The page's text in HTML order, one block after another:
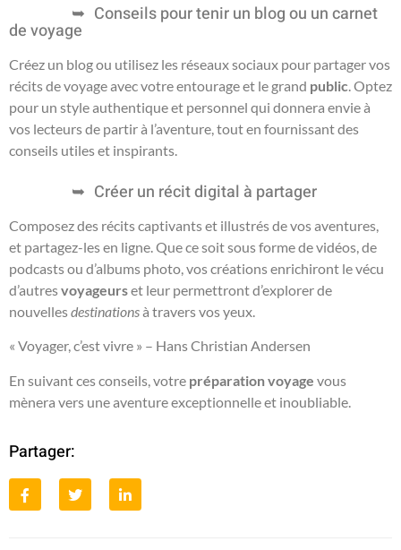
Conseils pour tenir un blog ou un carnet
de voyage
Créez un blog ou utilisez les réseaux sociaux pour partager vos
récits de voyage avec votre entourage et le grand public. Optez
pour un style authentique et personnel qui donnera envie à
vos lecteurs de partir à l’aventure, tout en fournissant des
conseils utiles et inspirants.
Créer un récit digital à partager
Composez des récits captivants et illustrés de vos aventures,
et partagez-les en ligne. Que ce soit sous forme de vidéos, de
podcasts ou d’albums photo, vos créations enrichiront le vécu
d’autresvoyageurset leur permettront d’explorer de
nouvellesdestinationsà travers vos yeux.
« Voyager, c’est vivre » – Hans Christian Andersen
En suivant ces conseils, votre préparation voyage vous
mènera vers une aventure exceptionnelle et inoubliable.
Partager: